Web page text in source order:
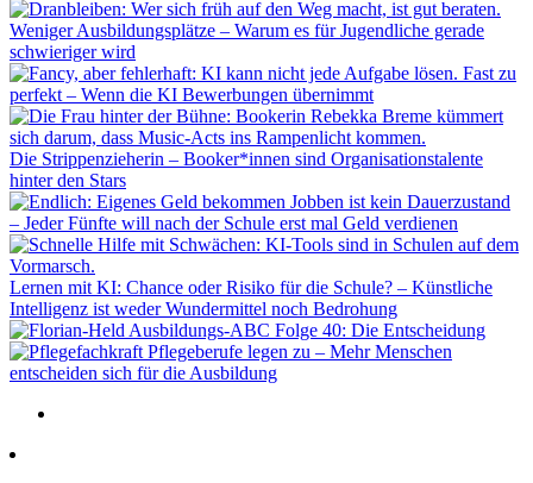
Weniger Ausbildungsplätze – Warum es für Jugendliche gerade
schwieriger wird
Fast zu
perfekt – Wenn die KI Bewerbungen übernimmt
Die Strippenzieherin – Booker*innen sind Organisationstalente
hinter den Stars
Jobben ist kein Dauerzustand
– Jeder Fünfte will nach der Schule erst mal Geld verdienen
Lernen mit KI: Chance oder Risiko für die Schule? – Künstliche
Intelligenz ist weder Wundermittel noch Bedrohung
Ausbildungs-ABC Folge 40: Die Entscheidung
Pflegeberufe legen zu – Mehr Menschen
entscheiden sich für die Ausbildung